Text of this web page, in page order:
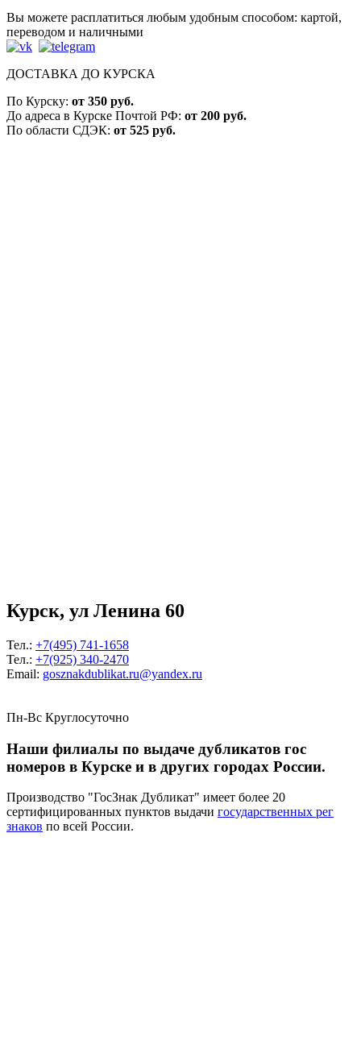
Вы можете расплатиться любым удобным способом: картой,
переводом и наличными
ДОСТАВКА ДО КУРСКА
По Курску: от 350 руб.
До адреса в Курске Почтой РФ: от 200 руб.
По области СДЭК: от 525 руб.
Курск, ул Ленина 60
Тел.: +7(495) 741-1658
Тел.: +7(925) 340-2470
Email: gosznakdublikat.ru@yandex.ru
Пн-Вс Круглосуточно
Наши филиалы по выдаче дубликатов гос
номеров в Курске и в других городах России.
Производство "ГосЗнак Дубликат" имеет более 20
сертифицированных пунктов выдачи государственных рег
знаков по всей России.